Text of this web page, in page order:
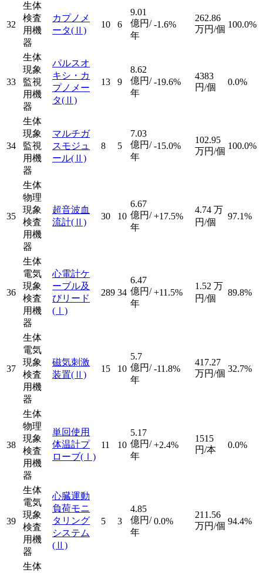
32
生体
検査
用機
器
カプノメ
ータ(Ⅱ)
10 6
9.01
億円/
年
-1.6%
262.86
万円/個 100.0%
33
生体
現象
監視
用機
器
パルスオ
キシ・カ
プノメー
タ(Ⅱ)
13 9
8.62
億円/
年
-19.6%
4383
円/個
0.0%
34
生体
現象
監視
用機
器
マルチガ
スモジュ
ール(Ⅱ)
8 5
7.03
億円/
年
-15.0%
102.95
万円/個
100.0%
35
生体
物理
現象
検査
用機
器
超音波血
流計(Ⅱ)
30 10
6.67
億円/
年
+17.5%
4.74 万
円/個
97.1%
36
生体
電気
現象
検査
用機
器
心電計ケ
ーブル及
びリード
(Ⅰ)
289 34
6.47
億円/
年
+11.5%
1.52 万
円/個
89.8%
37
生体
電気
現象
検査
用機
器
磁気刺激
装置(Ⅱ)
15 10
5.7
億円/
年
-11.8%
417.27
万円/個 32.7%
38
生体
物理
現象
検査
用機
器
単回使用
体温計プ
ローブ(Ⅰ)
11 10
5.17
億円/
年
+2.4%
1515
円/本
0.0%
39
生体
電気
現象
検査
用機
器
心臓運動
負荷モニ
タリング
システム
(Ⅱ)
5 3
4.85
億円/
年
0.0%
211.56
万円/個 94.4%
生体